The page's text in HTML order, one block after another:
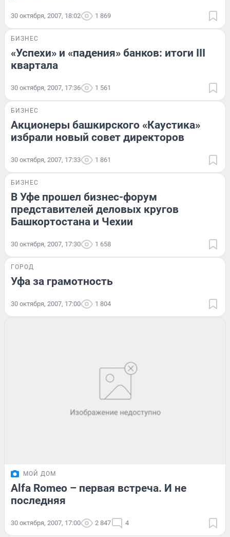
30 октября, 2007, 18:02 1 869
БИЗНЕС
«Успехи» и «падения» банков: итоги III
квартала
30 октября, 2007, 17:36 1 561
БИЗНЕС
Акционеры башкирского «Каустика»
избрали новый совет директоров
30 октября, 2007, 17:33 1 861
БИЗНЕС
В Уфе прошел бизнес-форум
представителей деловых кругов
Башкортостана и Чехии
30 октября, 2007, 17:30 1 658
ГОРОД
Уфа за грамотность
30 октября, 2007, 17:00 1 804
МОЙ ДОМ
Alfa Romeo – первая встреча. И не
последняя
30 октября, 2007, 17:00 2 847 4